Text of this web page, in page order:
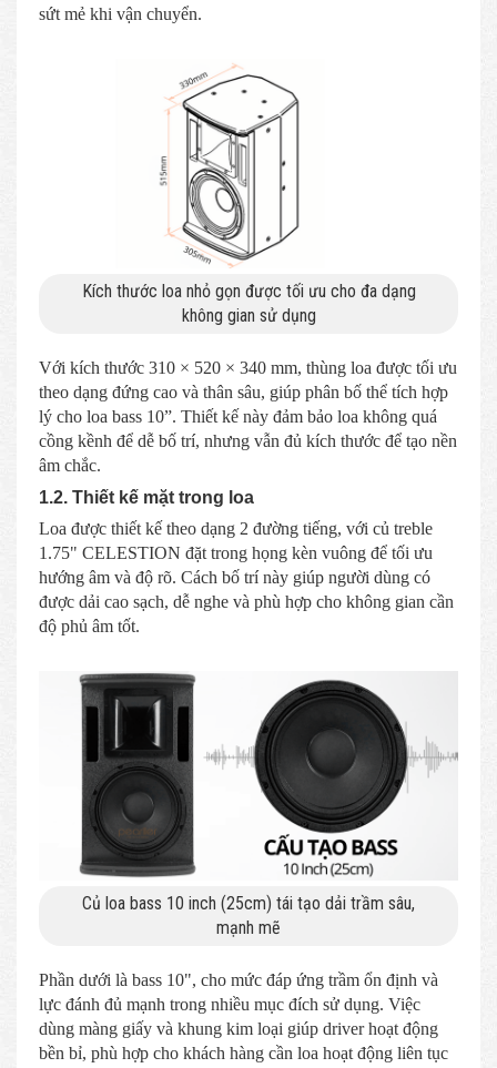
sứt mẻ khi vận chuyển.
Kích thước loa nhỏ gọn được tối ưu cho đa dạng
không gian sử dụng
Với kích thước 310 × 520 × 340 mm, thùng loa được tối ưu
theo dạng đứng cao và thân sâu, giúp phân bố thể tích hợp
lý cho loa bass 10”. Thiết kế này đảm bảo loa không quá
cồng kềnh để dễ bố trí, nhưng vẫn đủ kích thước để tạo nền
âm chắc.
1.2. Thiết kế mặt trong loa
Loa được thiết kế theo dạng 2 đường tiếng, với củ treble
1.75" CELESTION đặt trong họng kèn vuông để tối ưu
hướng âm và độ rõ. Cách bố trí này giúp người dùng có
được dải cao sạch, dễ nghe và phù hợp cho không gian cần
độ phủ âm tốt.
Củ loa bass 10 inch (25cm) tái tạo dải trầm sâu,
mạnh mẽ
Phần dưới là bass 10", cho mức đáp ứng trầm ổn định và
lực đánh đủ mạnh trong nhiều mục đích sử dụng. Việc
dùng màng giấy và khung kim loại giúp driver hoạt động
bền bỉ, phù hợp cho khách hàng cần loa hoạt động liên tục